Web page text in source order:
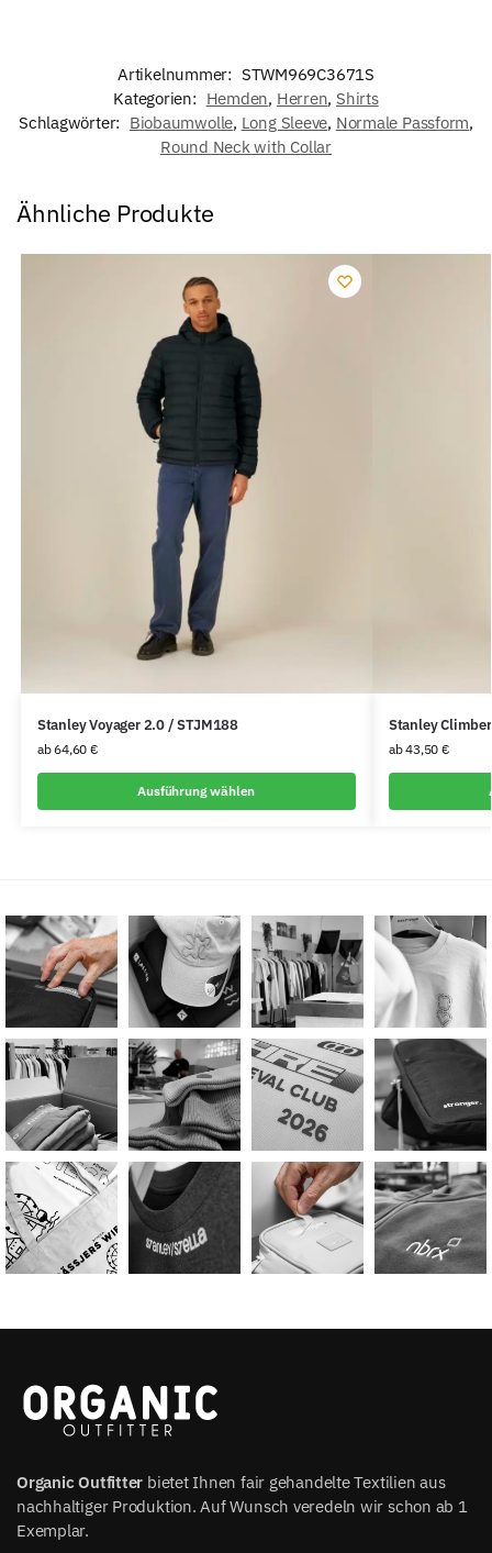
Artikelnummer: STWM969C3671S
Kategorien: Hemden, Herren, Shirts
Schlagwörter: Biobaumwolle, Long Sleeve, Normale Passform,
Round Neck with Collar
Ähnliche Produkte
Stanley Voyager 2.0 / STJM188
ab64,60€
Ausführung wählen
Stanley
ab43,50€
Organic Outfitter bietet Ihnen fair gehandelte Textilien aus
nachhaltiger Produktion. Auf Wunsch veredeln wir schon ab 1
Exemplar.